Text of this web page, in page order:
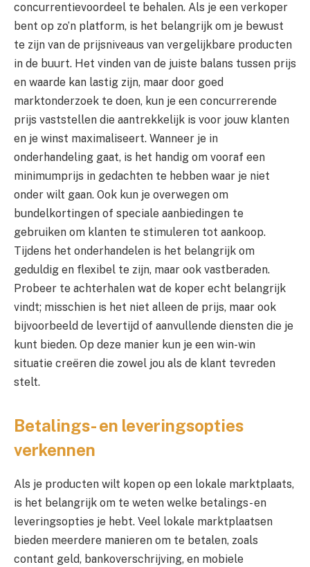
concurrentievoordeel te behalen. Als je een verkoper
bent op zo’n platform, is het belangrijk om je bewust
te zijn van de prijsniveaus van vergelijkbare producten
in de buurt. Het vinden van de juiste balans tussen prijs
en waarde kan lastig zijn, maar door goed
marktonderzoek te doen, kun je een concurrerende
prijs vaststellen die aantrekkelijk is voor jouw klanten
en je winst maximaliseert. Wanneer je in
onderhandeling gaat, is het handig om vooraf een
minimumprijs in gedachten te hebben waar je niet
onder wilt gaan. Ook kun je overwegen om
bundelkortingen of speciale aanbiedingen te
gebruiken om klanten te stimuleren tot aankoop.
Tijdens het onderhandelen is het belangrijk om
geduldig en flexibel te zijn, maar ook vastberaden.
Probeer te achterhalen wat de koper echt belangrijk
vindt; misschien is het niet alleen de prijs, maar ook
bijvoorbeeld de levertijd of aanvullende diensten die je
kunt bieden. Op deze manier kun je een win-win
situatie creëren die zowel jou als de klant tevreden
stelt.
Betalings- en leveringsopties
verkennen
Als je producten wilt kopen op een lokale marktplaats,
is het belangrijk om te weten welke betalings- en
leveringsopties je hebt. Veel lokale marktplaatsen
bieden meerdere manieren om te betalen, zoals
contant geld, bankoverschrijving, en mobiele